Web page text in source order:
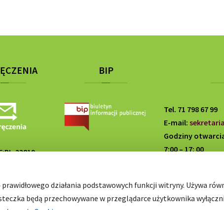
23819-
BIP
Tel. 71 798 67 99
E-mail:
Godziny
7:00 – 17: 00
działania podstawowych funkcji witryny. Używa
będą przechowywane w przeglądarce użytkownika